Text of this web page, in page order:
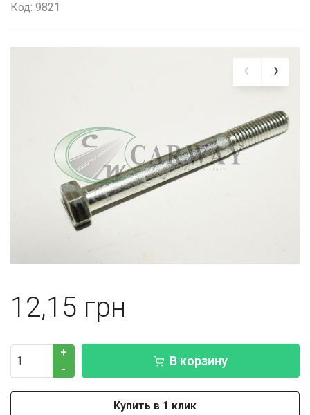
Код: 9821
12,15
+
-
В корзину
Купить в 1 клик